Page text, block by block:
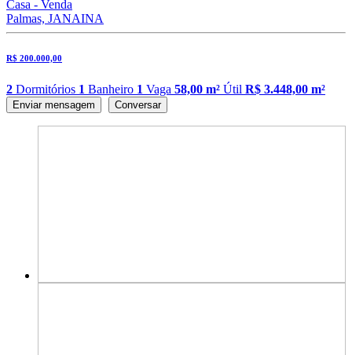
Casa - Venda
Palmas, JANAINA
R$ 200.000,00
2 Dormitórios 1 Banheiro 1 Vaga 58,00 m² Útil R$ 3.448,00 m²
Enviar mensagem Conversar